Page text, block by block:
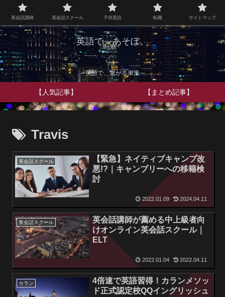
英語で、あそぼ。
～英語で、繋がる未来～
【人気記事】 【まとめ記事】
Travis
英会話スクール
【緊急】ネイティブキャンプ改
悪!?｜キャンブリーへの移籍検
討
2022.01.09 2024.04.11
英会話スクール
英会話講師が薦める中上級者向
けオンライン英会話スクール｜
ELT
2022.01.04 2022.04.11
カラン
4倍速で英語習得！カランメソッ
ド正式認定校QQイングリッシュ
英会話講師 英会話スクール 子供英語 転職 サイトマップ